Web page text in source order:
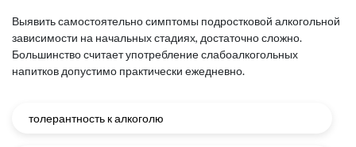
Выявить самостоятельно симптомы подростковой алкогольной
зависимости на начальных стадиях, достаточно сложно.
Большинство считает употребление слабоалкогольных
напитков допустимо практически ежедневно.
толерантность к алкоголю